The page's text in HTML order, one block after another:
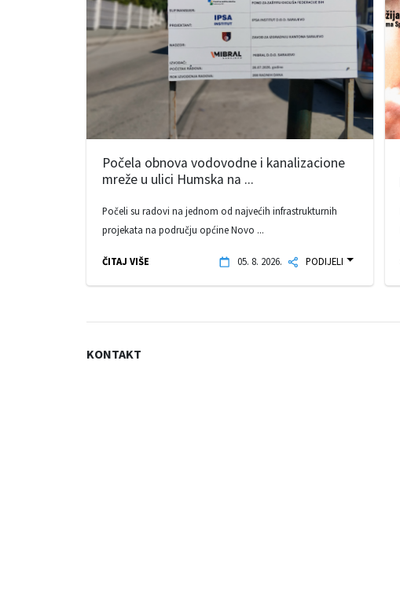
Počela obnova vodovodne i kanalizacione
mreže u ulici Humska na ...
Počeli su radovi na jednom od najvećih infrastrukturnih
projekata na području općine Novo ...
ČITAJ VIŠE 05. 8. 2026. PODIJELI
KONTAKT